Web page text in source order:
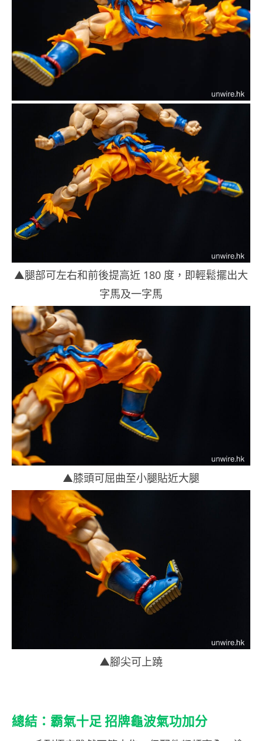
▲腿部可左右和前後提高近 180 度，即輕鬆擺出大
字馬及一字馬
▲膝頭可屈曲至小腿貼近大腿
▲腳尖可上蹺
總結：霸氣十足 招牌龜波氣功加分